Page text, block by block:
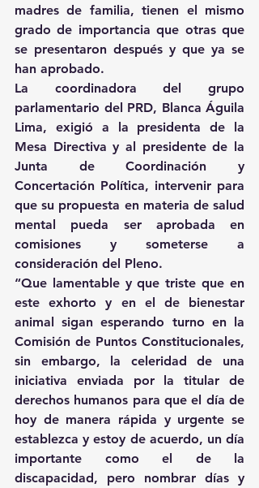
madres de familia, tienen el mismo
grado de importancia que otras que
se presentaron después y que ya se
han aprobado.
La coordinadora del grupo
parlamentario del PRD, Blanca Águila
Lima, exigió a la presidenta de la
Mesa Directiva y al presidente de la
Junta de Coordinación y
Concertación Política, intervenir para
que su propuesta en materia de salud
mental pueda ser aprobada en
comisiones y someterse a
consideración del Pleno.
“Que lamentable y que triste que en
este exhorto y en el de bienestar
animal sigan esperando turno en la
Comisión de Puntos Constitucionales,
sin embargo, la celeridad de una
iniciativa enviada por la titular de
derechos humanos para que el día de
hoy de manera rápida y urgente se
establezca y estoy de acuerdo, un día
importante como el de la
discapacidad, pero nombrar días y